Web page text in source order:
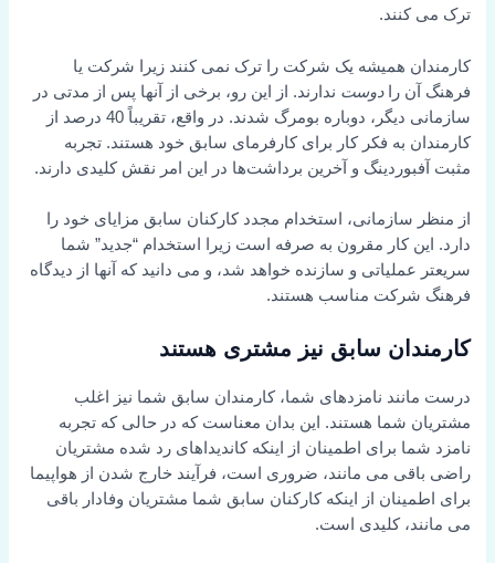
ترک می کنند.
کارمندان همیشه یک شرکت را ترک نمی کنند زیرا شرکت یا
فرهنگ آن رادوست ندارند. از این رو، برخی از آنها پس از مدتی در
سازمانی دیگر، دوباره بومرگ شدند. در واقع، تقریباً 40 درصد از
کارمندان به فکر کار برای کارفرمای سابق خود هستند. تجربه
مثبت آفبوردینگ و آخرین برداشت‌ها در این امر نقش کلیدی دارند.
از منظر سازمانی، استخدام مجدد کارکنان سابق مزایای خود را
دارد. این کار مقرون به صرفه است زیرا استخدام “جدید” شما
سریعتر عملیاتی و سازنده خواهد شد، و می دانید که آنها از دیدگاه
فرهنگ شرکت مناسب هستند.
کارمندان سابق نیز مشتری هستند
درست مانند نامزدهای شما، کارمندان سابق شما نیز اغلب
مشتریان شما هستند. این بدان معناست که در حالی که تجربه
نامزد شما برای اطمینان از اینکه کاندیداهای رد شده مشتریان
راضی باقی می مانند، ضروری است، فرآیند خارج شدن از هواپیما
برای اطمینان از اینکه کارکنان سابق شما مشتریان وفادار باقی
می مانند، کلیدی است.